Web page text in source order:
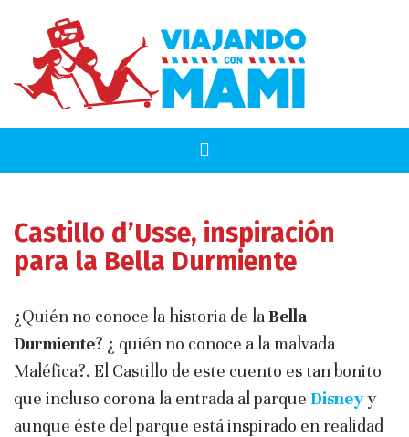
Castillo d’Usse, inspiración
para la Bella Durmiente
¿Quién no conoce la historia de laBella
Durmiente? ¿ quién no conoce a la malvada
Maléfica?. El Castillo de este cuento es tan bonito
que incluso corona la entrada al parque Disneyy
aunque éste del parque está inspirado en realidad